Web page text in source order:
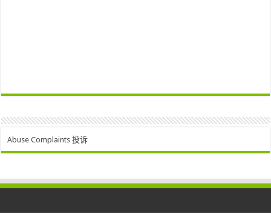
Abuse Complaints 投诉